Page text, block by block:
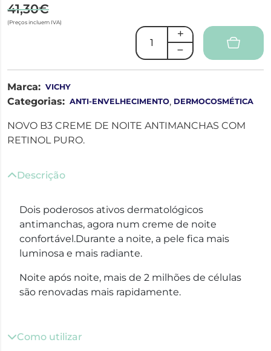
41,30€
(Preços incluem IVA)
Marca: VICHY
Categorias: ANTI-ENVELHECIMENTO, DERMOCOSMÉTICA
NOVO B3 CREME DE NOITE ANTIMANCHAS COM
RETINOL PURO.
Descrição
Dois poderosos ativos dermatológicos
antimanchas, agora num creme de noite
confortável.Durante a noite, a pele fica mais
luminosa e mais radiante.
Noite após noite, mais de 2 milhões de células
são renovadas mais rapidamente.
Como utilizar